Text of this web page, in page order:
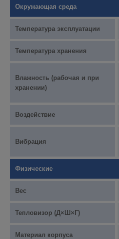
Окружающая среда
Температура эксплуатации
Температура хранения
Влажность (рабочая и при
хранении)
Воздействие
Вибрация
Физические
Вес
Тепловизор (Д×Ш×Г)
Материал корпуса